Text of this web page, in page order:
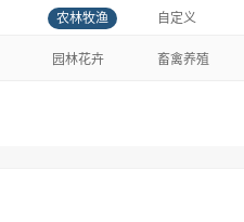
农林牧渔 自定义
园林花卉 畜禽养殖